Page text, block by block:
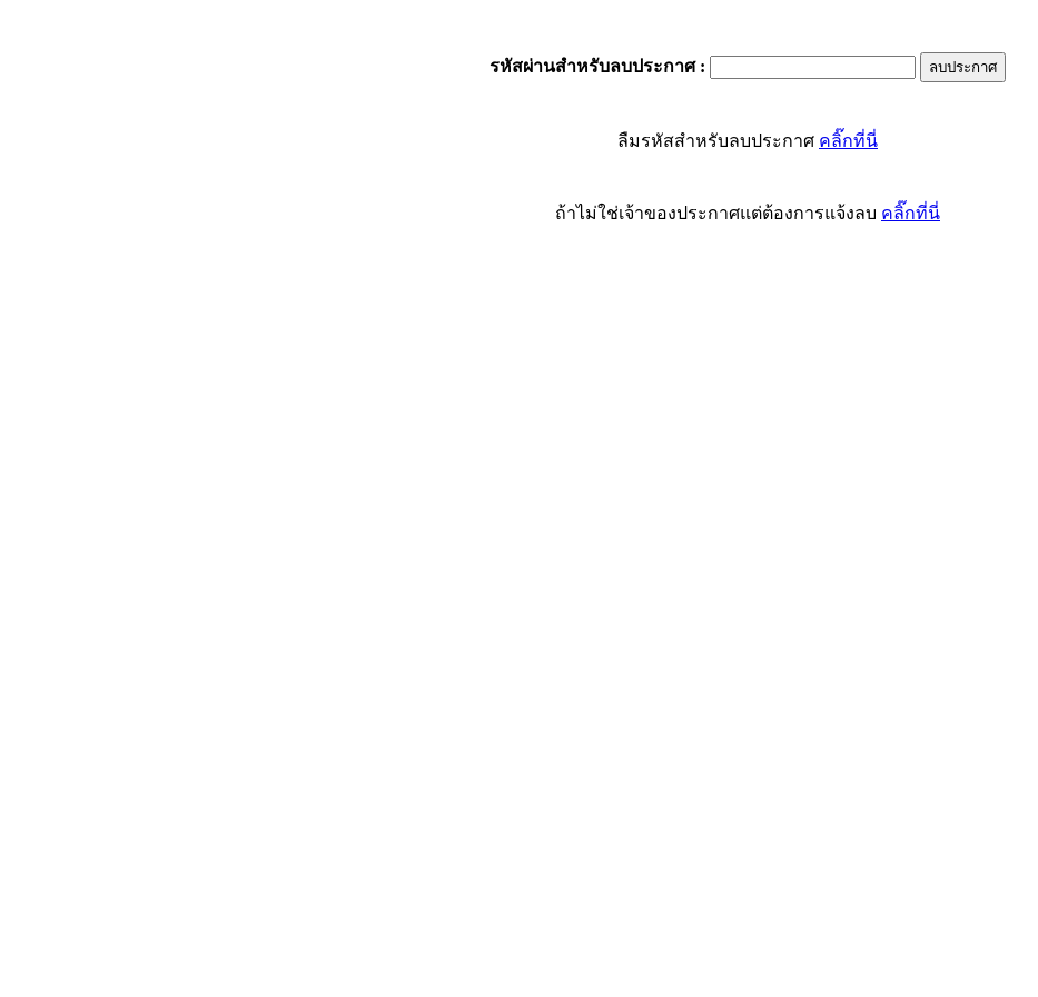
รหัสผ่านสำหรับลบประกาศ:
ลืมรหัสสำหรับลบประกาศ คลิ๊กที่นี่
ถ้าไม่ใช่เจ้าของประกาศแต่ต้องการแจ้งลบ คลิ๊กที่นี่